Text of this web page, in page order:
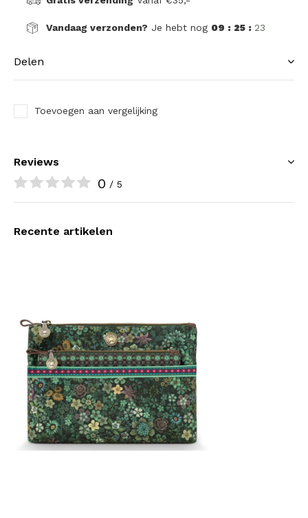
Vandaag verzonden? Je hebt nog 09 : 25 : 23
Delen
Toevoegen aan vergelijking
Reviews
0 / 5
Recente artikelen